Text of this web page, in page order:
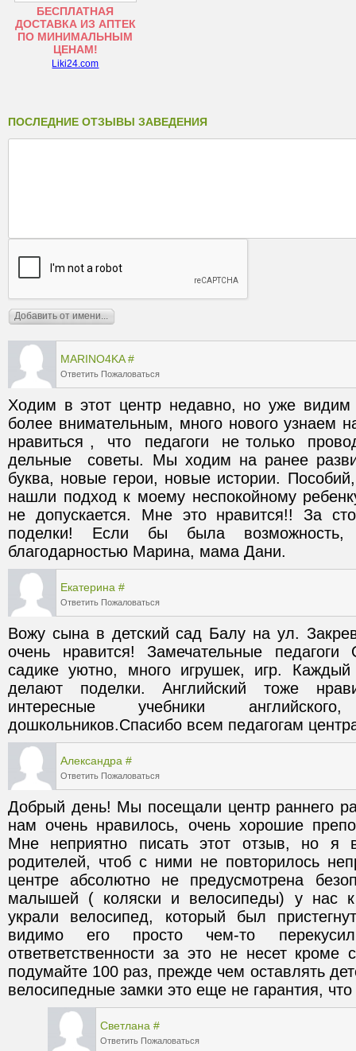
БЕСПЛАТНАЯ
ДОСТАВКА ИЗ АПТЕК
ПО МИНИМАЛЬНЫМ
ЦЕНАМ!
Liki24.com
ПОСЛЕДНИЕ ОТЗЫВЫ ЗАВЕДЕНИЯ
MARINO4KA #
Ответить Пожаловаться
Ходим в этот центр недавно, но уже видим
более внимательным, много нового узнаем
нравиться ,  что  педагоги  не только
дельные  советы. Мы ходим на ранее
буква, новые герои, новые истории.
нашли подход к моему неспокойному
не допускается. Мне это нравится!! За
поделки! Если бы была
благодарностью Марина, мама Дани.
Екатерина #
Ответить Пожаловаться
Вожу сына в детский сад Балу на ул.
очень нравится! Замечательные
садике уютно, много игрушек, игр.
делают поделки. Английский тоже
интересные учебники
дошкольников.Спасибо всем педагогам
Александра #
Ответить Пожаловаться
Добрый день! Мы посещали центр раннего
нам очень нравилось, очень хорошие
Мне неприятно писать этот отзыв, но я
родителей, чтоб с ними не повторилось
центре абсолютно не предусмотрена
малышей ( коляски и велосипеды) у нас
украли велосипед, который был
видимо его просто чем-то
ответветственности за это не несет кроме
подумайте 100 раз, прежде чем оставлять
велосипедные замки это еще не гарантия, что
Светлана #
Ответить Пожаловаться